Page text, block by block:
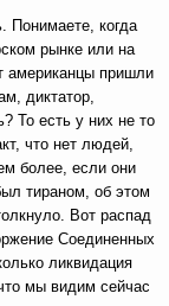
Понимаете, когда
рынке или на
американцы пришли
диктатор,
То есть у них не то
что нет людей,
более, если они
тираном, об этом
Вот распад
Соединенных
ликвидация
мы видим сейчас